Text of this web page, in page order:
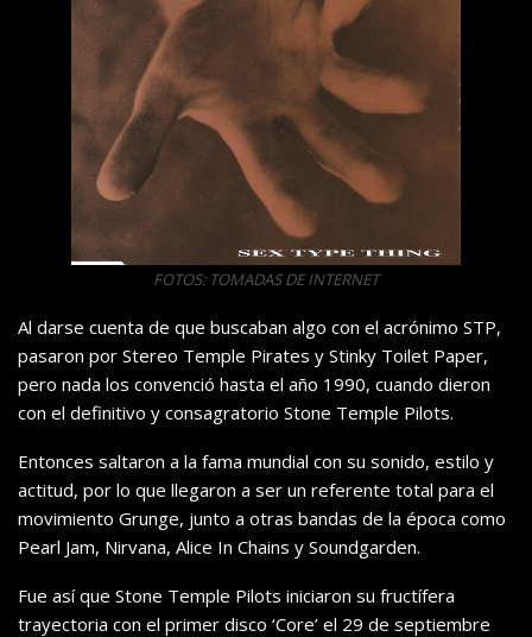
FOTOS: TOMADAS DE INTERNET
Al darse cuenta de que buscaban algo con el acrónimo STP,
pasaron por Stereo Temple Pirates y Stinky Toilet Paper,
pero nada los convenció hasta el año 1990, cuando dieron
con el definitivo y consagratorio Stone Temple Pilots.
Entonces saltaron a la fama mundial con su sonido, estilo y
actitud, por lo que llegaron a ser un referente total para el
movimiento Grunge, junto a otras bandas de la época como
Pearl Jam, Nirvana, Alice In Chains y Soundgarden.
Fue así que Stone Temple Pilots iniciaron su fructífera
trayectoria con el primer disco ‘Core’ el 29 de septiembre